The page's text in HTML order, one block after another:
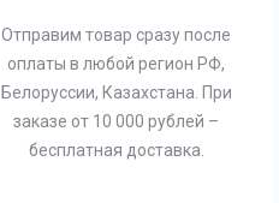
Отправим товар сразу после
оплаты в любой регион РФ,
Белоруссии, Казахстана. При
заказе от 10 000 рублей –
бесплатная доставка.